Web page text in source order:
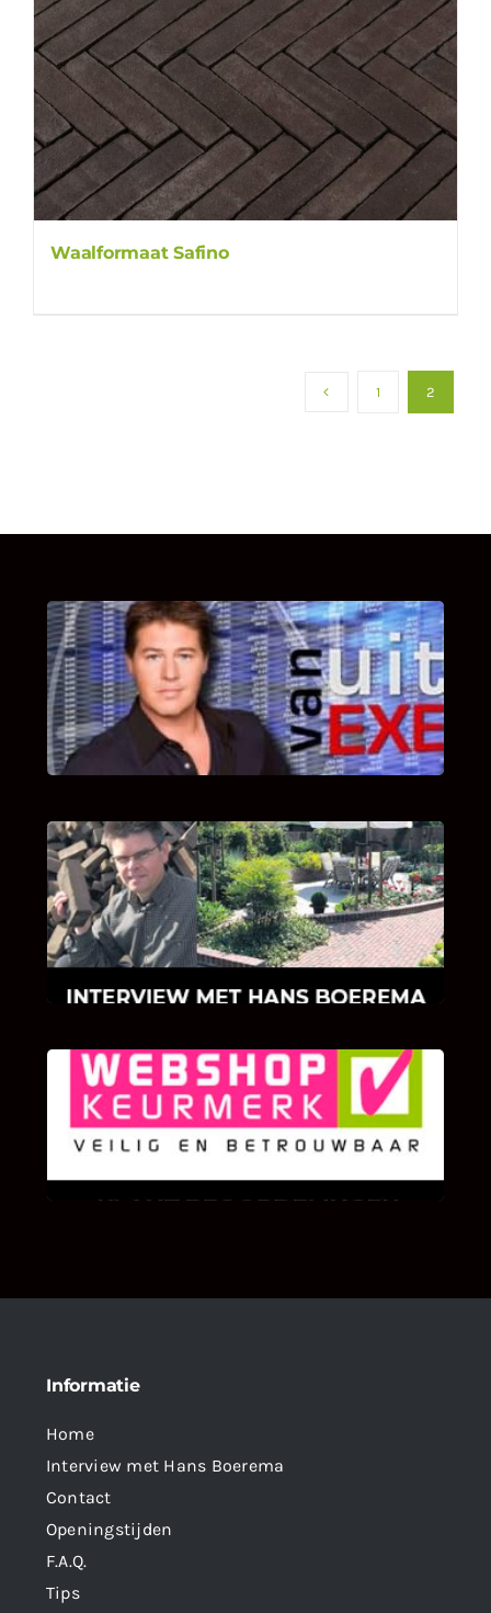
Waalformaat Safino
1 2
UITSTEL VAN EXECUTIE
Bekijk hier de fragmenten van de deelname
van Bricks and Stones aan dit programma.
INTERVIEW MET HANS BOEREMA
Hoe Bricks and Stones ontstaan is en wat
Hans Boerema motiveert in de wereld van
klinkers en tegels!
KLANT BEOORDELINGEN
We zijn er zeer op gesteld om te weten wat u
als klant van ons en onze diensten vindt.
Informatie
Home
Interview met Hans Boerema
Contact
Openingstijden
F.A.Q.
Tips